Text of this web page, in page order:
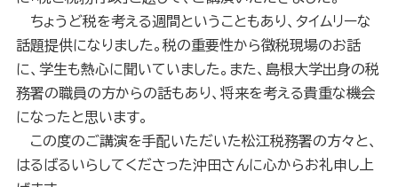
ちょうど税を考える週間ということもあり、タイムリーな
話題提供になりました。税の重要性から徴税現場のお話
に、学生も熱心に聞いていました。また、島根大学出身の税
務署の職員の方からの話もあり、将来を考える貴重な機会
になったと思います。
この度のご講演を手配いただいた松江税務署の方々と、
はるばるいらしてくださった沖田さんに心からお礼申し上